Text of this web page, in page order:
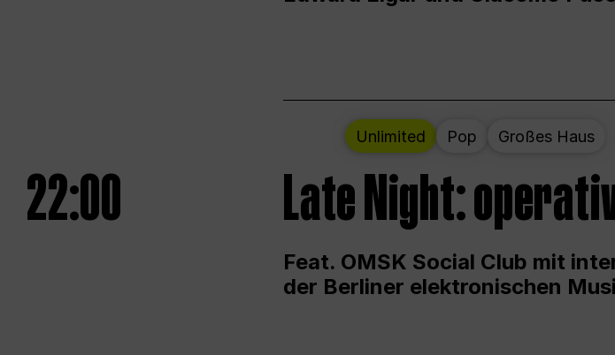
Unlimited Pop Großes Haus
22:00 Late Night:
Feat. OMSK Social Club mit
der Berliner elektronischen